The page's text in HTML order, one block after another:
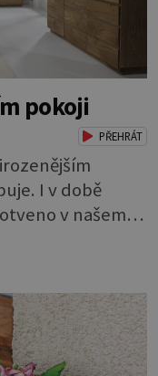
pokoji
PŘEHRÁT
I v době
v našem
že je nám
Máte chuť
se bude do
nábytek sluší
použít? Které